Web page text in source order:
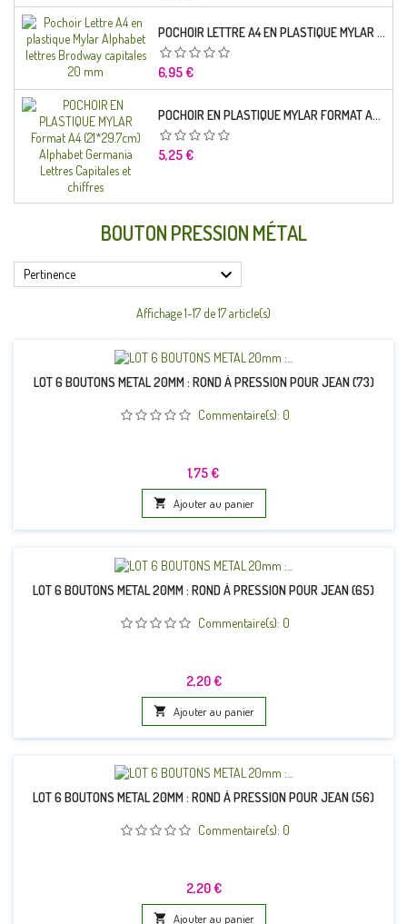
POCHOIR LETTRE A4 EN PLASTIQUE MYLAR ALPHABET LETTRES BRODWAY CAPITALES 20 MM
Prix
6,95 €
POCHOIR EN PLASTIQUE MYLAR FORMAT A4 (21*29.7CM) ALPHABET GERMANICA LETTRES CAPITALES ET CHIFFRES
Prix
5,25 €
BOUTON PRESSION MÉTAL
Pertinence 
Affichage 1-17 de 17 article(s)
LOT 6 BOUTONS METAL 20MM : ROND À PRESSION POUR JEAN (73)
Commentaire(s): 0
Prix
1,75 €
 Ajouter au panier
LOT 6 BOUTONS METAL 20MM : ROND À PRESSION POUR JEAN (65)
Commentaire(s): 0
Prix
2,20 €
 Ajouter au panier
LOT 6 BOUTONS METAL 20MM : ROND À PRESSION POUR JEAN (56)
Commentaire(s): 0
Prix
2,20 €
 Ajouter au panier